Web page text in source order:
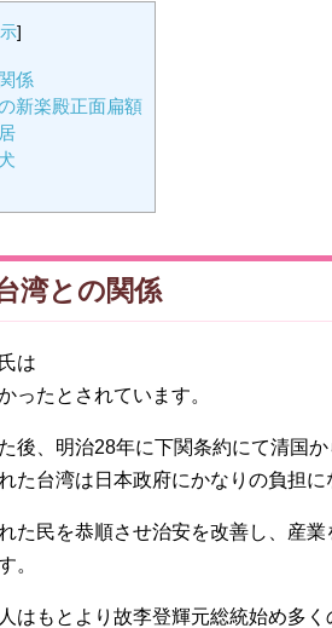
]
係
新楽殿正面扁額
湾との関係
は
ったとされています。
後、明治28年に下関条約にて清国か
た台湾は日本政府にかなりの負担に
た民を恭順させ治安を改善し、産
。
はもとより故李登輝元総統始め多く